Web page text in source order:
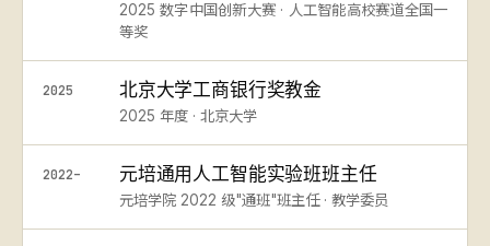
2025 数字中国创新大赛 · 人工智能高校赛道全国一
等奖
2025 北京大学工商银行奖教金
2025 年度 · 北京大学
2022– 元培通用人工智能实验班班主任
元培学院 2022 级"通班"班主任 · 教学委员